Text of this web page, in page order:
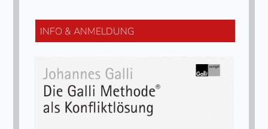
INFO & ANMELDUNG